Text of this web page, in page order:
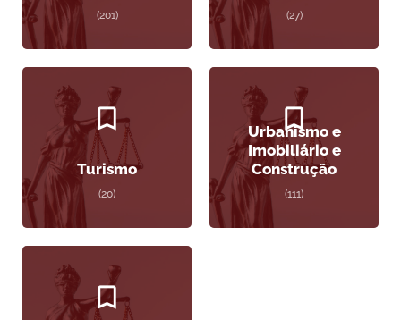
(201) (27)
Turismo
(20)
Urbanismo e
Imobiliário e
Construção
(111)